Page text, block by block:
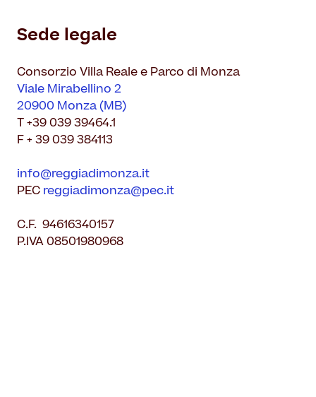
Museo per tutti
Enti ospitati
Dove mangiare
Accessibilità
Il Consorzio
Chi siamo
Notizie
Accordo di programma
Gestione della Reggia
Amministrazione trasparente
Contatti
Masterplan
Organizza il tuo evento
Overview
Location film
Parco
Sving
Sede legale
Consorzio Villa Reale e Parco di Monza
Viale Mirabellino 2
20900 Monza (MB)
T +39 039 39464.1
F + 39 039 384113
info@reggiadimonza.it
PEC reggiadimonza@pec.it
C.F. 94616340157
P.IVA 08501980968